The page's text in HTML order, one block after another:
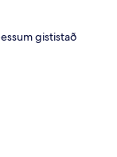
gististað